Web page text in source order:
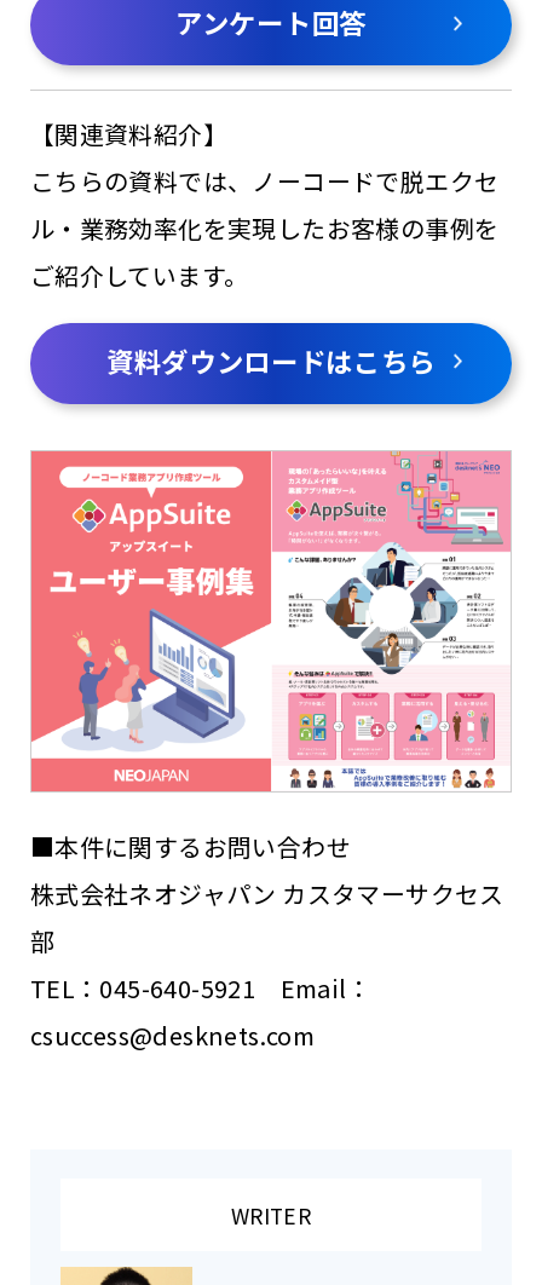
アンケート回答
【関連資料紹介】
こちらの資料では、ノーコードで脱エクセ
ル・業務効率化を実現したお客様の事例を
ご紹介しています。
資料ダウンロードはこちら
■本件に関するお問い合わせ
株式会社ネオジャパン カスタマーサクセス
部
TEL：045-640-5921 Email：
csuccess@desknets.com
WRITER